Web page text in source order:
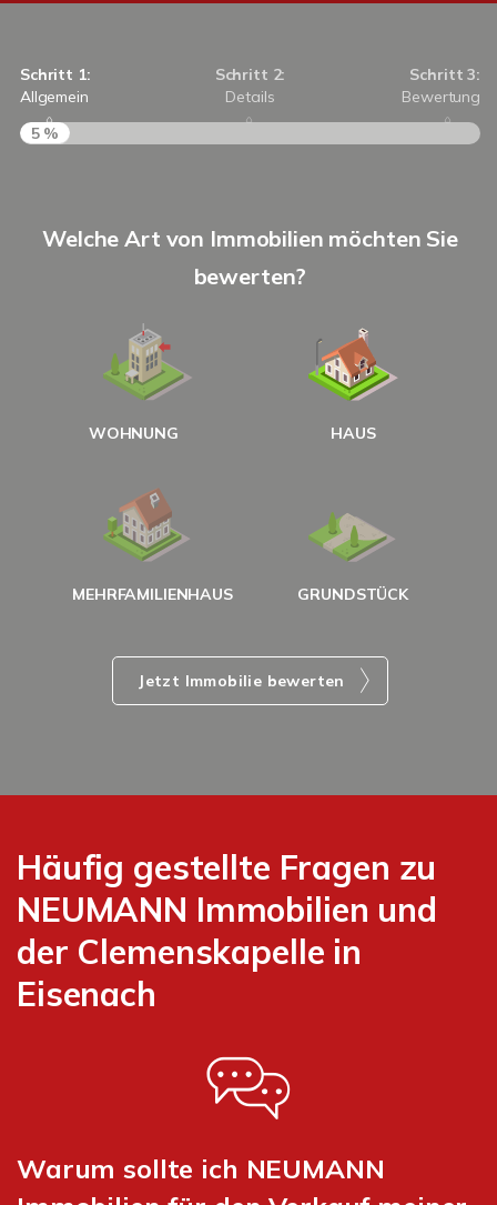
Schritt 1:
Allgemein
Schritt 2:
Details
Schritt 3:
Bewertung
5 %
Welche Art von Immobilien möchten Sie
bewerten?
WOHNUNG HAUS
MEHRFAMILIENHAUS GRUNDSTÜCK
Jetzt Immobilie bewerten
Häufig gestellte Fragen zu
NEUMANN Immobilien und
der Clemenskapelle in
Eisenach
Warum sollte ich NEUMANN